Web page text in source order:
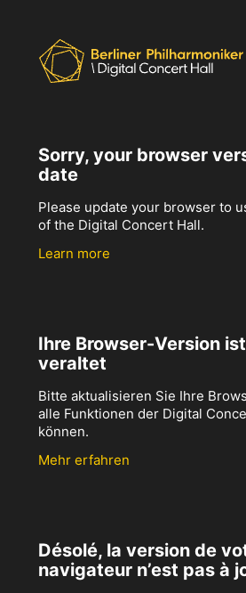
Sorry, your browser
date
Please update your browser to
of the Digital Concert Hall.
Learn more
Ihre Browser-Version
veraltet
Bitte aktualisieren Sie Ihre
alle Funktionen der Digital
können.
Mehr erfahren
Désolé, la version de
navigateur n’est pas à